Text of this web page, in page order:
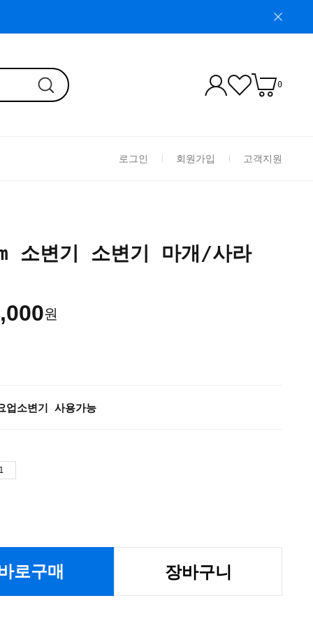
0
로그인 회원가입 고객지원
소변기 소변기 마개/사라
원
업소변기 사용가능
로구매 장바구니